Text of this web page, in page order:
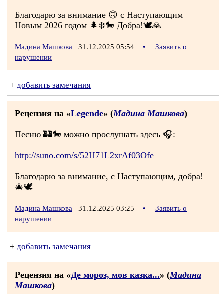
Благодарю за внимание 🙃 с Наступающим
Новым 2026 годом 🌲❄️🐎 Добра!🕊🙏
Мадина Машкова 31.12.2025 05:54 •
Заявить о
нарушении
+ добавить замечания
Рецензия на «Legende» (Мадина Машкова)
Песню 🏰🐎 можно прослушать здесь 🎧:
http://suno.com/s/52H71L2xrAf03Ofe
Благодарю за внимание, с Наступающим, добра!
🎄🕊
Мадина Машкова 31.12.2025 03:25 •
Заявить о
нарушении
+ добавить замечания
Рецензия на «Де мороз, мов казка...» (Мадина
Машкова)